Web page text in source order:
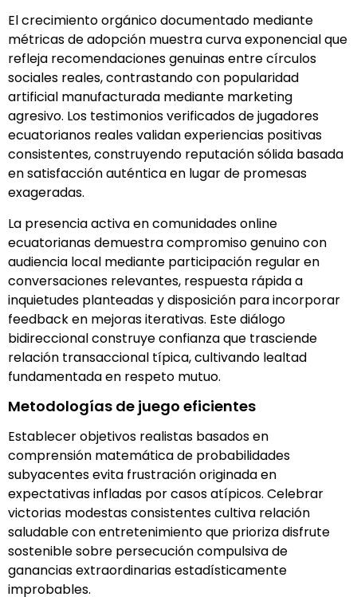
El crecimiento orgánico documentado mediante
métricas de adopción muestra curva exponencial que
refleja recomendaciones genuinas entre círculos
sociales reales, contrastando con popularidad
artificial manufacturada mediante marketing
agresivo. Los testimonios verificados de jugadores
ecuatorianos reales validan experiencias positivas
consistentes, construyendo reputación sólida basada
en satisfacción auténtica en lugar de promesas
exageradas.
La presencia activa en comunidades online
ecuatorianas demuestra compromiso genuino con
audiencia local mediante participación regular en
conversaciones relevantes, respuesta rápida a
inquietudes planteadas y disposición para incorporar
feedback en mejoras iterativas. Este diálogo
bidireccional construye confianza que trasciende
relación transaccional típica, cultivando lealtad
fundamentada en respeto mutuo.
Metodologías de juego eficientes
Establecer objetivos realistas basados en
comprensión matemática de probabilidades
subyacentes evita frustración originada en
expectativas infladas por casos atípicos. Celebrar
victorias modestas consistentes cultiva relación
saludable con entretenimiento que prioriza disfrute
sostenible sobre persecución compulsiva de
ganancias extraordinarias estadísticamente
improbables.